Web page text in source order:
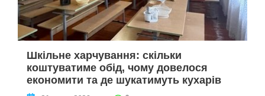
Шкільне харчування: скільки
коштуватиме обід, чому довелося
економити та де шукатимуть кухарів